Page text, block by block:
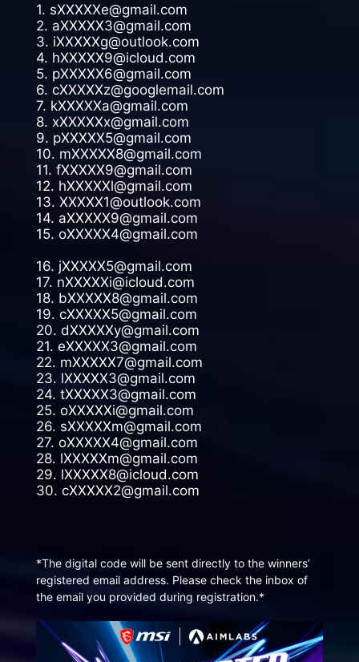
1. sXXXXXe@gmail.com
2. aXXXXX3@gmail.com
3. iXXXXXg@outlook.com
4. hXXXXX9@icloud.com
5. pXXXXX6@gmail.com
6. cXXXXXz@googlemail.com
7. kXXXXXa@gmail.com
8. xXXXXXx@gmail.com
9. pXXXXX5@gmail.com
10. mXXXXX8@gmail.com
11. fXXXXX9@gmail.com
12. hXXXXXl@gmail.com
13. XXXXX1@outlook.com
14. aXXXXX9@gmail.com
15. oXXXXX4@gmail.com
16. jXXXXX5@gmail.com
17. nXXXXXi@icloud.com
18. bXXXXX8@gmail.com
19. cXXXXX5@gmail.com
20. dXXXXXy@gmail.com
21. eXXXXX3@gmail.com
22. mXXXXX7@gmail.com
23. lXXXXX3@gmail.com
24. tXXXXX3@gmail.com
25. oXXXXXi@gmail.com
26. sXXXXXm@gmail.com
27. oXXXXX4@gmail.com
28. lXXXXXm@gmail.com
29. lXXXXX8@icloud.com
30. cXXXXX2@gmail.com
*The digital code will be sent directly to the winners’
registered email address. Please check the inbox of
the email you provided during registration.*